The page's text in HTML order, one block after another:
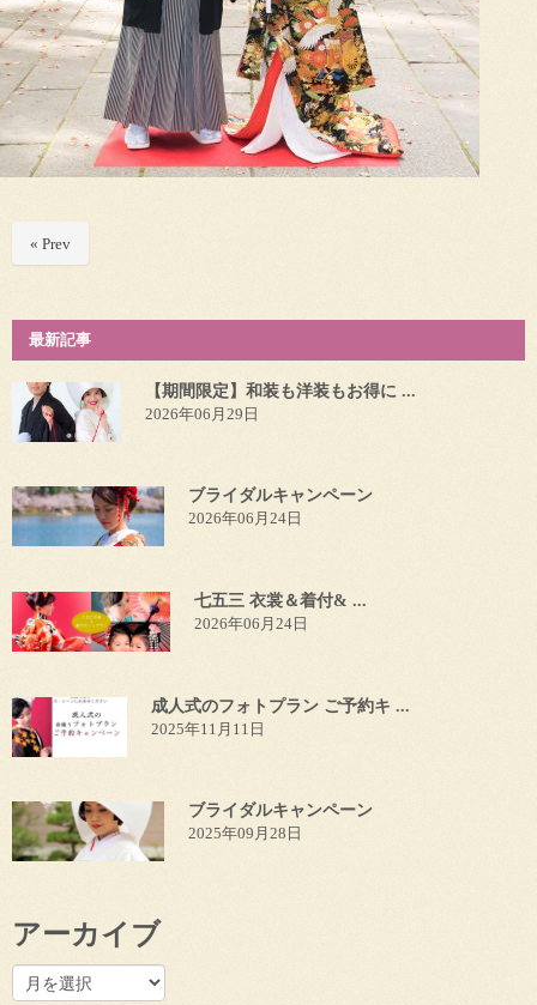
« Prev
最新記事
【期間限定】和装も洋装もお得に ...
2026年06月29日
ブライダルキャンペーン
2026年06月24日
七五三 衣裳＆着付& ...
2026年06月24日
成人式のフォトプラン ご予約キ ...
2025年11月11日
ブライダルキャンペーン
2025年09月28日
アーカイブ